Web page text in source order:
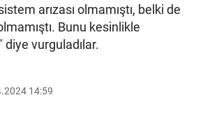
arızası olmamıştı, belki de
Bunu kesinlikle
diye vurguladılar.
14:59